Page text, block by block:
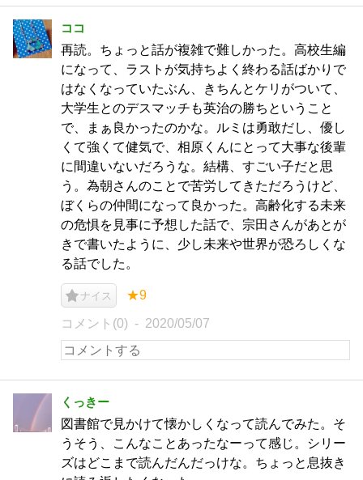
ココ
再読。ちょっと話が複雑で難しかった。高校生編
になって、ラストが気持ちよく終わる話ばかりで
はなくなっていたぶん、きちんとケリがついて、
大学生とのデスマッチも英治の勝ちということ
で、まぁ良かったのかな。ルミは勇敢だし、優し
くて強くて健気で、相原くんにとって大事な後輩
に間違いないだろうな。結構、すごい子だと思
う。為朝さんのことで苦労してきただろうけど、
ぼくらの仲間になって良かった。高齢化する未来
の危惧を見事に予想した話で、宗田さんがあとが
きで書いたように、少し未来や世界が恐ろしくな
る話でした。
ナイス ★9
コメント(0) 2020/05/07
くっきー
図書館で見かけて懐かしくなって読んでみた。そ
うそう、こんなことあったなーって感じ。シリー
ズはどこまで読んだんだっけな。ちょっと息抜き